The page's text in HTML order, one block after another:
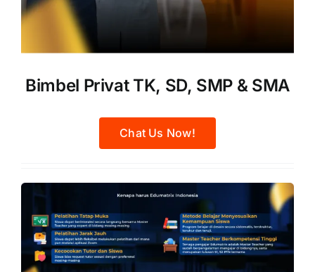
Bimbel Privat TK, SD, SMP & SMA
Chat Us Now!